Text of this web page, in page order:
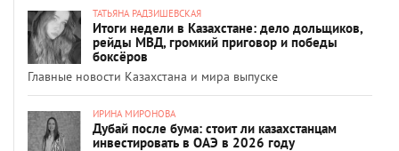
ТАТЬЯНА РАДЗИШЕВСКАЯ
Итоги недели в Казахстане: дело дольщиков,
рейды МВД, громкий приговор и победы
боксёров
Главные новости Казахстана и мира выпуске
ИРИНА МИРОНОВА
Дубай после бума: стоит ли казахстанцам
инвестировать в ОАЭ в 2026 году